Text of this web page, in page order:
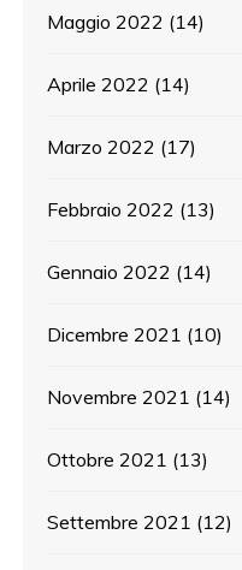
Maggio 2022 (14)
Aprile 2022 (14)
Marzo 2022 (17)
Febbraio 2022 (13)
Gennaio 2022 (14)
Dicembre 2021 (10)
Novembre 2021 (14)
Ottobre 2021 (13)
Settembre 2021 (12)